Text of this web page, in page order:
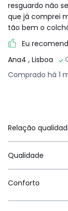
resguardo não
que já comprei
tão bem o
Eu
Ana4 , Lisboa
Comprado há 1
Relação
Qualidade
Conforto